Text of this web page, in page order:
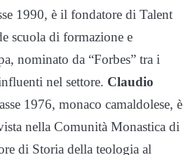
1990, è il fondatore di Talent
scuola di formazione e
nominato da “Forbes” tra i
nel settore. Claudio
1976, monaco camaldolese, è
nella Comunità Monastica di
di Storia della teologia al